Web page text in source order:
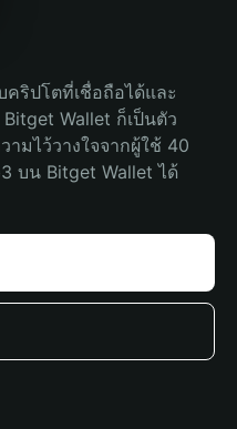
ริปโตที่เชื่อถือได้และ
Wallet ก็เป็นตัว
มไว้วางใจจากผู้ใช้ 40
บน Bitget Wallet ได้